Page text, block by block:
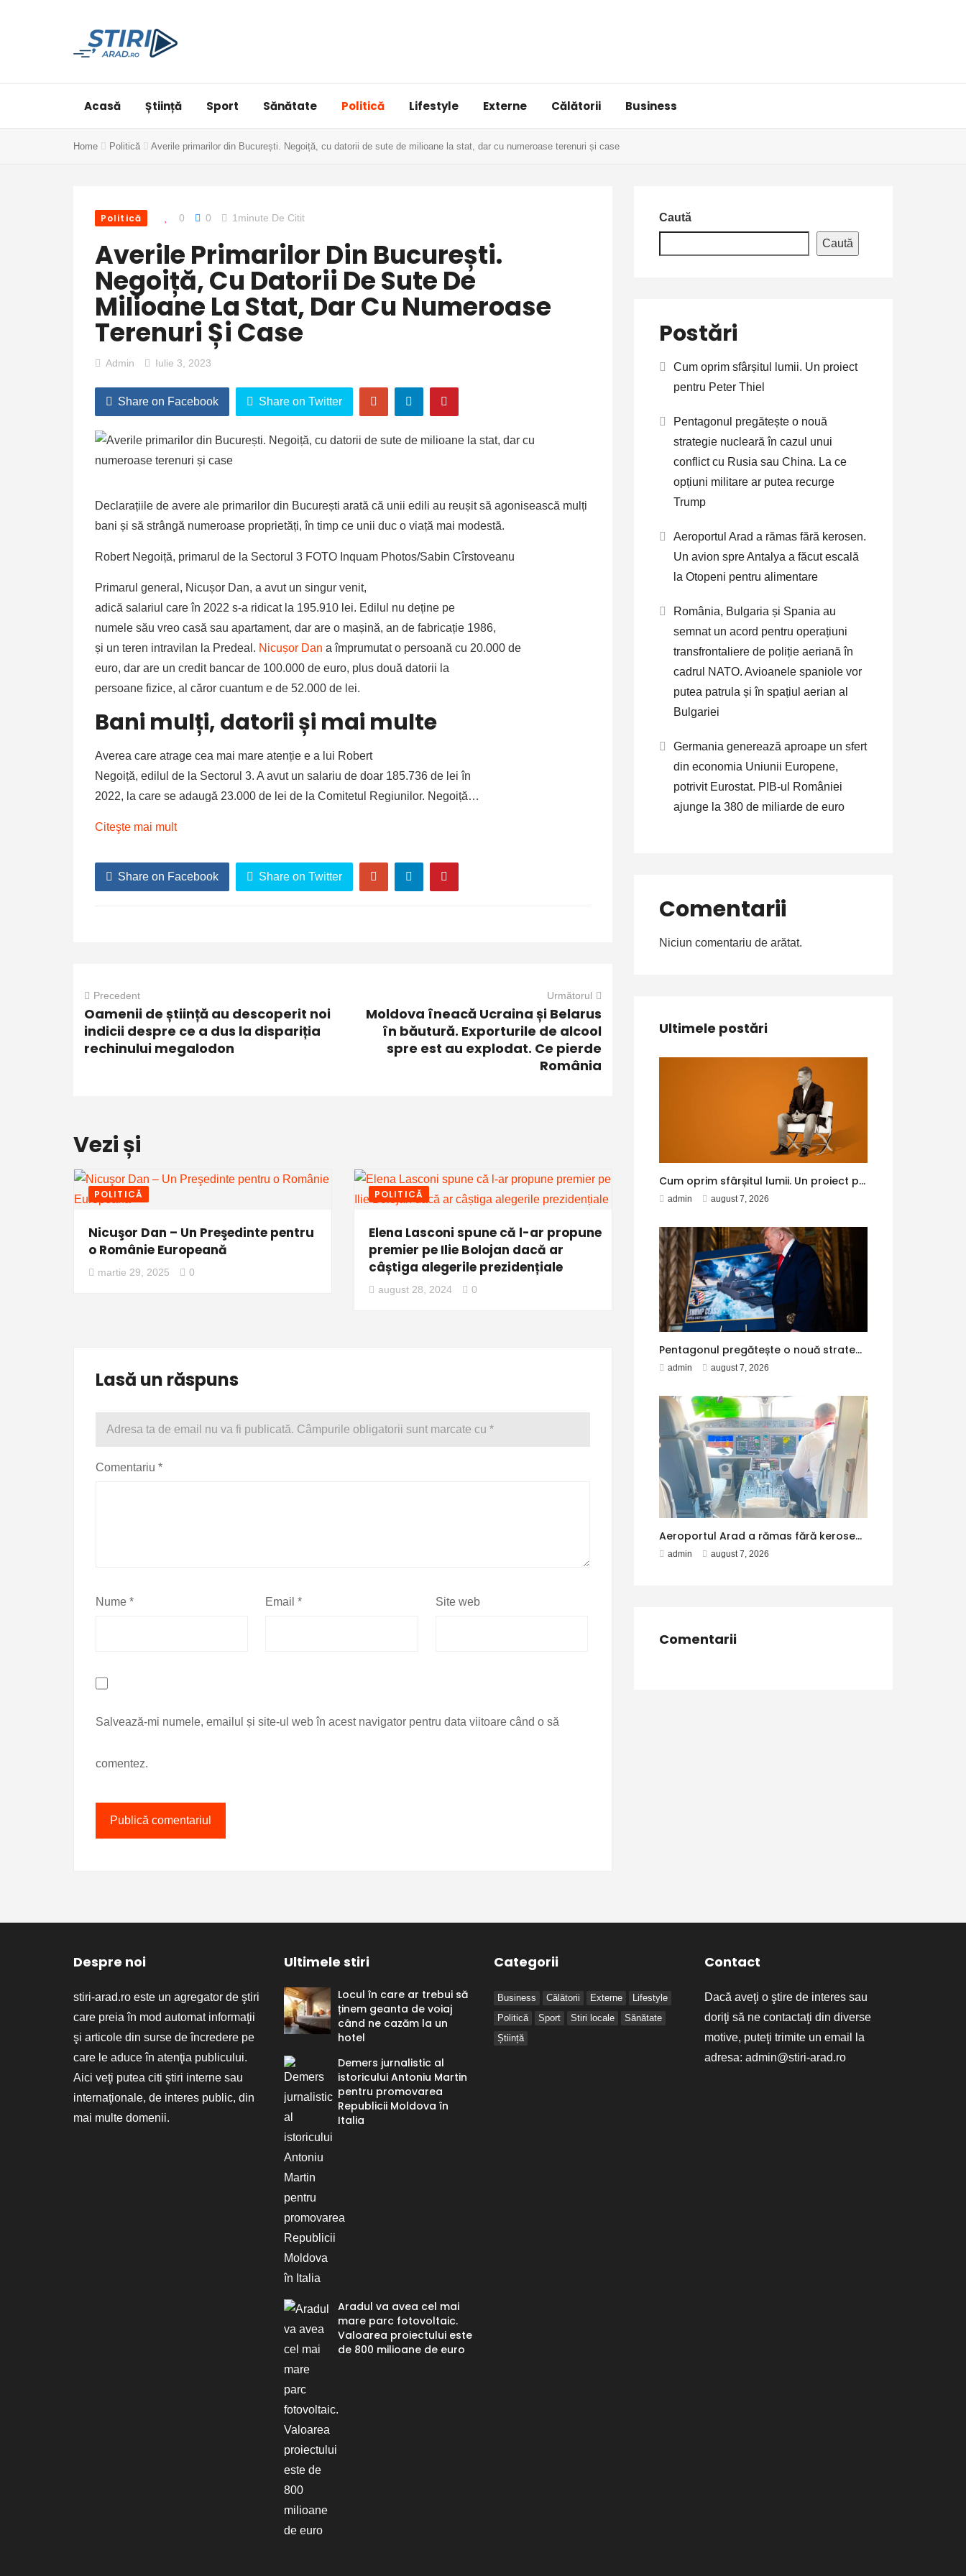
Acasă Știință Sport Sănătate Politică Lifestyle Externe Călătorii Business
Home Politică Averile primarilor din București. Negoiță, cu datorii de sute de milioane la stat, dar cu numeroase terenuri și case
Politică 0 0 1minute De Citit
Averile Primarilor Din București.
Negoiță, Cu Datorii De Sute De
Milioane La Stat, Dar Cu Numeroase
Terenuri Și Case
Admin Iulie 3, 2023
Share on Facebook Share on Twitter
Declarațiile de avere ale primarilor din București arată că unii edili au reușit să agonisească mulți
bani și să strângă numeroase proprietăți, în timp ce unii duc o viață mai modestă.
Robert Negoiță, primarul de la Sectorul 3 FOTO Inquam Photos/Sabin Cîrstoveanu
Primarul general, Nicușor Dan, a avut un singur venit,
adică salariul care în 2022 s-a ridicat la 195.910 lei. Edilul nu deține pe
numele său vreo casă sau apartament, dar are o mașină, an de fabricație 1986,
și un teren intravilan la Predeal. Nicușor Dan a împrumutat o persoană cu 20.000 de
euro, dar are un credit bancar de 100.000 de euro, plus două datorii la
persoane fizice, al căror cuantum e de 52.000 de lei.
Bani mulți, datorii și mai multe
Averea care atrage cea mai mare atenție e a lui Robert
Negoiță, edilul de la Sectorul 3. A avut un salariu de doar 185.736 de lei în
2022, la care se adaugă 23.000 de lei de la Comitetul Regiunilor. Negoiță…
Citeşte mai mult
Share on Facebook Share on Twitter
Precedent
Oamenii de știință au descoperit noi
indicii despre ce a dus la dispariția
rechinului megalodon
Următorul
Moldova îneacă Ucraina și Belarus
în băutură. Exporturile de alcool
spre est au explodat. Ce pierde
România
Vezi și
POLITICĂ
Nicuşor Dan – Un Preşedinte pentru
o Românie Europeană
martie 29, 2025 0
POLITICĂ
Elena Lasconi spune că l-ar propune
premier pe Ilie Bolojan dacă ar
câștiga alegerile prezidențiale
august 28, 2024 0
Lasă un răspuns
Adresa ta de email nu va fi publicată. Câmpurile obligatorii sunt marcate cu *
Comentariu *
Nume * Email* Site web
Salvează-mi numele, emailul și site-ul web în acest navigator pentru data viitoare când o să
comentez.
Caută
Caută
Postări
Cum oprim sfârșitul lumii. Un proiect
pentru Peter Thiel
Pentagonul pregătește o nouă
strategie nucleară în cazul unui
conflict cu Rusia sau China. La ce
opțiuni militare ar putea recurge
Trump
Aeroportul Arad a rămas fără kerosen.
Un avion spre Antalya a făcut escală
la Otopeni pentru alimentare
România, Bulgaria și Spania au
semnat un acord pentru operațiuni
transfrontaliere de poliție aeriană în
cadrul NATO. Avioanele spaniole vor
putea patrula și în spațiul aerian al
Bulgariei
Germania generează aproape un sfert
din economia Uniunii Europene,
potrivit Eurostat. PIB-ul României
ajunge la 380 de miliarde de euro
Comentarii
Niciun comentariu de arătat.
Ultimele postări
Cum oprim sfârșitul lumii. Un proiect pentru Peter Thiel
admin august 7, 2026
Pentagonul pregătește o nouă strategie nucleară în cazul unui conflict cu Rusia sau China. La ce opțiuni militare ar putea recurge Trump
admin august 7, 2026
Aeroportul Arad a rămas fără kerosen. Un avion spre Antalya a făcut escală la Otopeni pentru alimentare
admin august 7, 2026
Comentarii
Despre noi
stiri-arad.ro este un agregator de ştiri
care preia în mod automat informaţii
şi articole din surse de încredere pe
care le aduce în atenţia publicului.
Aici veţi putea citi ştiri interne sau
internaţionale, de interes public, din
mai multe domenii.
Ultimele stiri
Locul în care ar trebui să
ținem geanta de voiaj
când ne cazăm la un
hotel
Demers jurnalistic al
istoricului Antoniu Martin
pentru promovarea
Republicii Moldova în
Italia
Aradul va avea cel mai
mare parc fotovoltaic.
Valoarea proiectului este
de 800 milioane de euro
Categorii
Business Călătorii Externe
Lifestyle
Politică
Sport Stiri locale
Sănătate
Știință
Contact
Dacă aveţi o ştire de interes sau
doriţi să ne contactaţi din diverse
motive, puteţi trimite un email la
adresa: admin@stiri-arad.ro